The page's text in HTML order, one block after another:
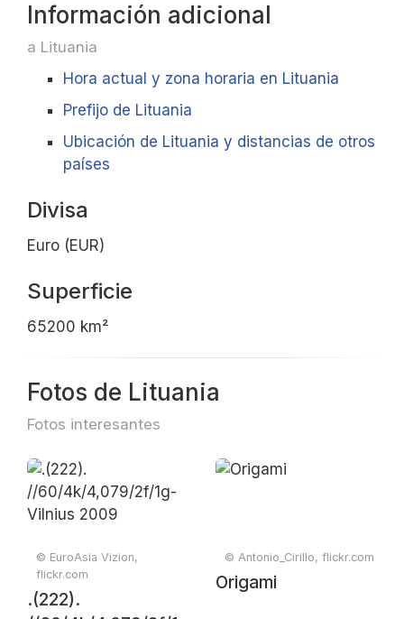
Información adicional
a Lituania
Hora actual y zona horaria en Lituania
Prefijo de Lituania
Ubicación de Lituania y distancias de otros
países
Divisa
Euro (EUR)
Superficie
65200 km²
Fotos de Lituania
Fotos interesantes
© EuroAsia Vizion,
flickr.com
.(222).
© Antonio_Cirillo, flickr.com
Origami